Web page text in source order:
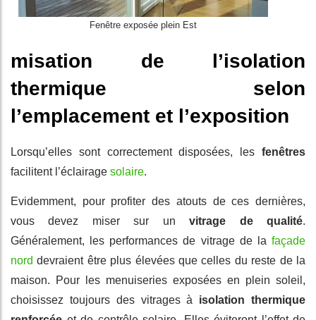
Fenêtre exposée plein Est
misation de l’isolation
thermique selon
l’emplacement et l’exposition
Lorsqu’elles sont correctement disposées, les fenêtres
facilitent l’éclairage solaire.
Evidemment, pour profiter des atouts de ces dernières,
vous devez miser sur unvitrage de qualité.
Généralement, les performances de vitrage de la façade
nord devraient être plus élevées que celles du reste de la
maison. Pour les menuiseries exposées en plein soleil,
choisissez toujours des vitrages à isolation thermique